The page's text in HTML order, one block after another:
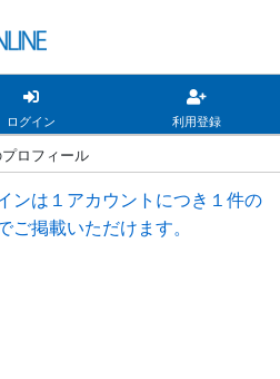
ログイン 利用登録
ロフィール
ンは１アカウントにつき１件の
ご掲載いただけます。